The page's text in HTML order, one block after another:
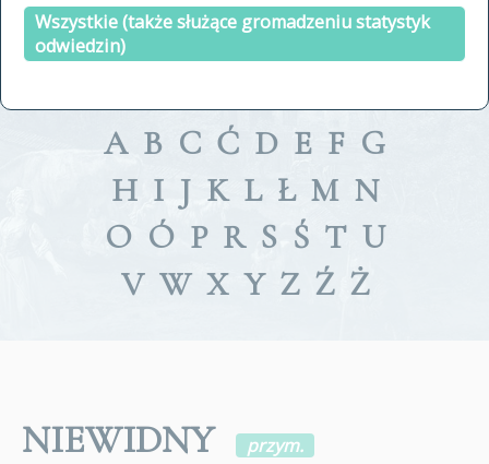
Wszystkie (także służące gromadzeniu statystyk
odwiedzin)
a fronte
a tergo
A B C Ć D E F G
H I J K L Ł M N
O Ó P R S Ś T U
V W X Y Z Ź Ż
NIEWIDNY
przym.